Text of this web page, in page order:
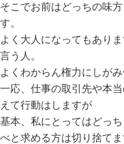
そこでお前はどっちの味
す。
よく大人になってもあり
言う人。
よくわからん権力にしが
一応、仕事の取引先や本
えて行動はしますが
基本、私にとってはどっ
べと求める方は切り捨てま